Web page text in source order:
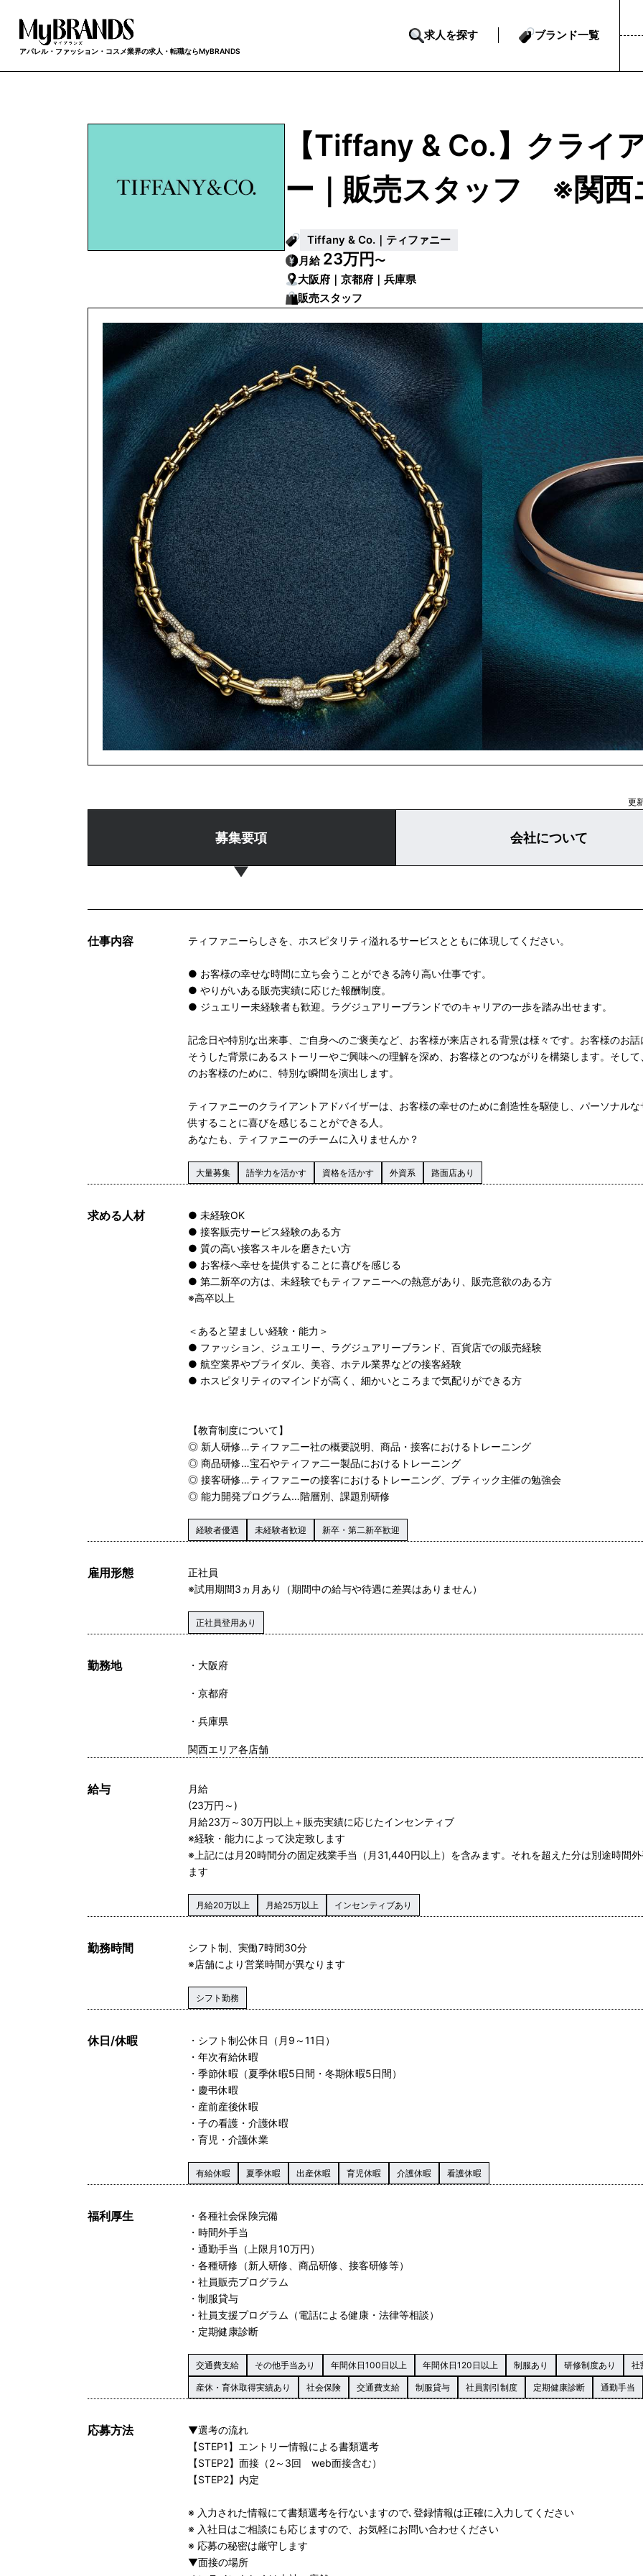
アパレル・ファッション・コスメ業界の求人・転職ならMyBRANDS
求人を探す ブランド一覧
【Tiffany & Co.】クライ
ー｜販売スタッフ ※関西
Tiffany & Co.｜ティファニー
月給 23万円〜
大阪府｜京都府｜兵庫県
販売スタッフ
更
募集要項 会社について
仕事内容 ティファニーらしさを、ホスピタリティ溢れるサービスとともに体現してください。
● お客様の幸せな時間に立ち会うことができる誇り高い仕事です。
● やりがいある販売実績に応じた報酬制度。
● ジュエリー未経験者も歓迎。ラグジュアリーブランドでのキャリアの一歩を踏み出せます。
記念日や特別な出来事、ご自身へのご褒美など、お客様が来店される背景は様々です。お客様のお話
そうした背景にあるストーリーやご興味への理解を深め、お客様とのつながりを構築します。そして
のお客様のために、特別な瞬間を演出します。
ティファニーのクライアントアドバイザーは、お客様の幸せのために創造性を駆使し、パーソナルな
供することに喜びを感じることができる人。
あなたも、ティファニーのチームに入りませんか？
大量募集 語学力を活かす 資格を活かす 外資系 路面店あり
求める人材
● 未経験OK
● 接客販売サービス経験のある方
● 質の高い接客スキルを磨きたい方
● お客様へ幸せを提供することに喜びを感じる
● 第二新卒の方は、未経験でもティファニーへの熱意があり、販売意欲のある方
※高卒以上
＜あると望ましい経験・能力＞
● ファッション、ジュエリー、ラグジュアリーブランド、百貨店での販売経験
● 航空業界やブライダル、美容、ホテル業界などの接客経験
● ホスピタリティのマインドが高く、細かいところまで気配りができる方
【教育制度について】
◎ 新人研修…ティファ二ー社の概要説明、商品・接客におけるトレーニング
◎ 商品研修…宝石やティファ二ー製品におけるトレーニング
◎ 接客研修…ティファニーの接客におけるトレーニング、ブティック主催の勉強会
◎ 能力開発プログラム…階層別、課題別研修
経験者優遇 未経験者歓迎 新卒・第二新卒歓迎
雇用形態
正社員
※試用期間3ヵ月あり（期間中の給与や待遇に差異はありません）
正社員登用あり
勤務地 大阪府
京都府
兵庫県
関西エリア各店舗
給与
月給
(23万円～)
月給23万～30万円以上＋販売実績に応じたインセンティブ
※経験・能力によって決定致します
※上記には月20時間分の固定残業手当（月31,440円以上）を含みます。それを超えた分は別途時間
ます
月給20万以上 月給25万以上 インセンティブあり
勤務時間
シフト制、実働7時間30分
※店舗により営業時間が異なります
シフト勤務
休日/休暇
・シフト制公休日（月9～11日）
・年次有給休暇
・季節休暇（夏季休暇5日間・冬期休暇5日間）
・慶弔休暇
・産前産後休暇
・子の看護・介護休暇
・育児・介護休業
有給休暇 夏季休暇 出産休暇 育児休暇 介護休暇 看護休暇
福利厚生
・各種社会保険完備
・時間外手当
・通勤手当（上限月10万円）
・各種研修（新人研修、商品研修、接客研修等）
・社員販売プログラム
・制服貸与
・社員支援プログラム（電話による健康・法律等相談）
・定期健康診断
交通費支給 その他手当あり 年間休日100日以上 年間休日120日以上 制服あり 研修制度あり 社
産休・育休取得実績あり 社会保険 交通費支給 制服貸与 社員割引制度 定期健康診断 通勤手当
応募方法
▼選考の流れ
【STEP1】エントリー情報による書類選考
【STEP2】面接（2～3回 web面接含む）
【STEP2】内定
※ 入力された情報にて書類選考を行ないますので､登録情報は正確に入力してください
※ 入社日はご相談にも応じますので、お気軽にお問い合わせください
※ 応募の秘密は厳守します
▼面接の場所